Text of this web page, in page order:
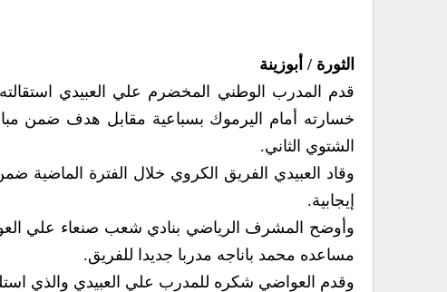
الثورة / أبوزينة
قدم المدرب الوطني المخضرم علي العبيدي
خسارته أمام اليرموك بسباعية مقابل هدف ضمن
الشتوي الثاني.
وقاد العبيدي الفريق الكروي خلال الفترة الماضية
إيجابية.
وأوضح المشرف الرياضي بنادي شعب صنعاء علي
مساعده محمد باناجه مدربا جديدا للفريق.
وقدم العواضي شكره للمدرب علي العبيدي والذي